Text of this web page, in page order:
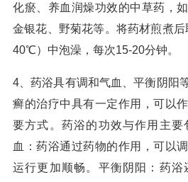
化瘀、养血润燥功效的中草药，
金银花、野菊花等。将药材煎煮
40℃）中泡澡，每次15-20分钟。
4、药浴具有调和气血、平衡阴阳
癣的治疗中具有一定作用，可以
要方式。药浴的功效与作用主
血：药浴通过药物的作用，可以
运行更加顺畅。平衡阴阳：药浴